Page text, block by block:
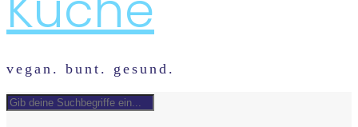
vegan. bunt. gesund.